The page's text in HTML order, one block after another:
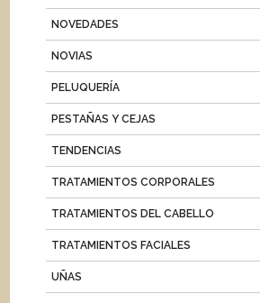
NOVEDADES
NOVIAS
PELUQUERÍA
PESTAÑAS Y CEJAS
TENDENCIAS
TRATAMIENTOS CORPORALES
TRATAMIENTOS DEL CABELLO
TRATAMIENTOS FACIALES
UÑAS